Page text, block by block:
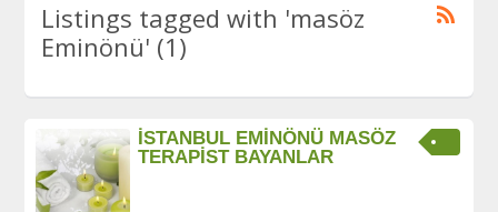
Listings tagged with 'masöz
Eminönü' (1)
İSTANBUL EMİNÖNÜ MASÖZ
TERAPİST BAYANLAR